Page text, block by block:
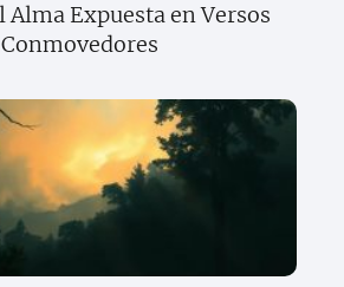
Alma Expuesta en Versos
Conmovedores